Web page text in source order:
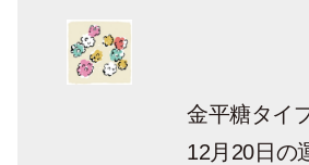
金平糖タイ
12月20日の